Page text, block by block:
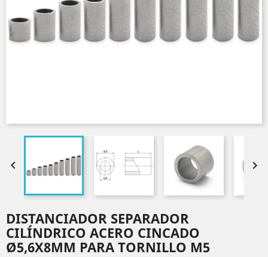
 
DISTANCIADOR SEPARADOR
CILÍNDRICO ACERO CINCADO
Ø5,6X8MM PARA TORNILLO M5